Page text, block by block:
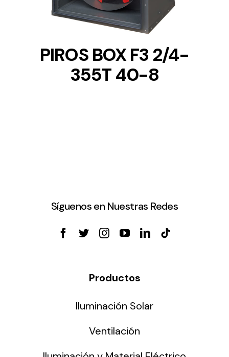
PIROS BOX F3 2/4-
355T 40-8
Síguenos en Nuestras Redes
Productos
Iluminación Solar
Ventilación